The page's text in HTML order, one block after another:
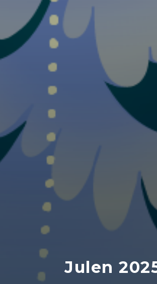
Julen